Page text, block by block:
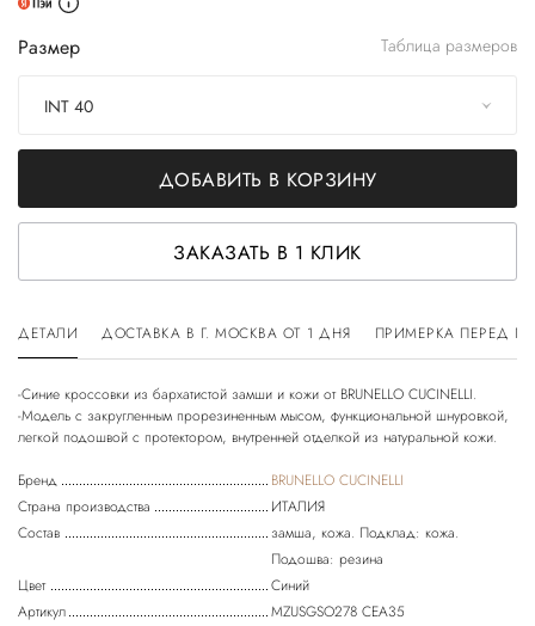
Размер Таблица размеров
INT 40
ДОБАВИТЬ В КОРЗИНУ
ЗАКАЗАТЬ В 1 КЛИК
ДЕТАЛИ ДОСТАВКА В Г. МОСКВА ОТ 1 ДНЯ ПРИМЕРКА ПЕРЕД
-Синие кроссовки из бархатистой замши и кожи от BRUNELLO CUCINELLI.
-Модель с закругленным прорезиненным мысом, функциональной шнуровкой,
Бренд
BRUNELLO CUCINELLI
Страна производства
ИТАЛИЯ
Состав
замша, кожа. Подклад: кожа.
Подошва: резина
Цвет
Синий
Артикул
MZUSGSO278 CEA35